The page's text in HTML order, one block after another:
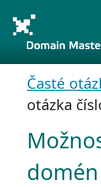
Časté
otázka
domén